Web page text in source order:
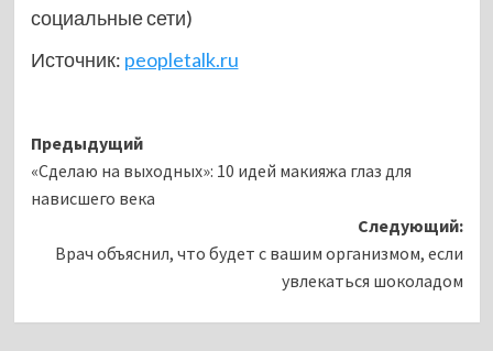
социальные сети)
Источник: peopletalk.ru
Навигация
записи
Предыдущий
«Сделаю на выходных»: 10 идей макияжа глаз для
нависшего века
Следующий:
Врач объяснил, что будет с вашим организмом, если
увлекаться шоколадом